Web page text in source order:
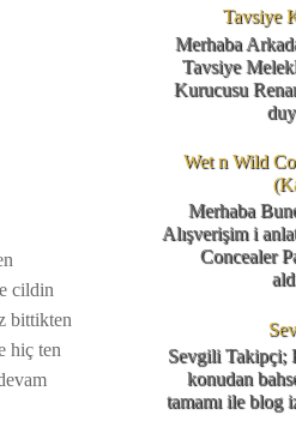
cildin
bittikten
hiç ten
Tavsiye
Merhaba
Tavsiye
Kurucusu
Wet n Wild
Merhaba
Alışverişim i
Concealer
Sevgili Takipçi;
konudan
tamamı ile blog